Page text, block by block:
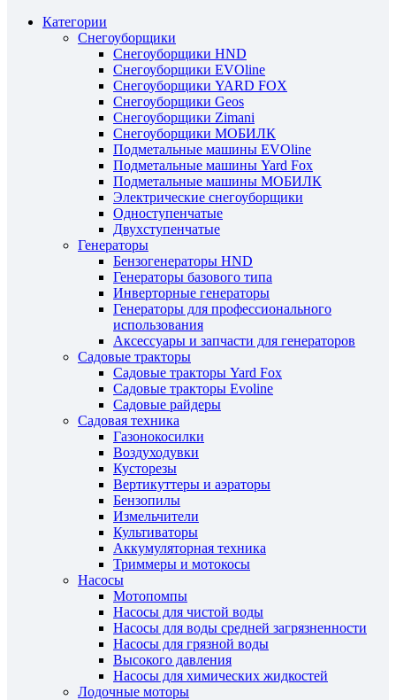
Категории
Снегоуборщики
Снегоуборщики HND
Снегоуборщики EVOline
Снегоуборщики YARD FOX
Снегоуборщики Geos
Снегоуборщики Zimani
Снегоуборщики МОБИЛК
Подметальные машины EVOline
Подметальные машины Yard Fox
Подметальные машины МОБИЛК
Электрические снегоуборщики
Одноступенчатые
Двухступенчатые
Генераторы
Бензогенераторы HND
Генераторы базового типа
Инверторные генераторы
Генераторы для профессионального
использования
Аксессуары и запчасти для генераторов
Садовые тракторы
Садовые тракторы Yard Fox
Садовые тракторы Evoline
Садовые райдеры
Садовая техника
Газонокосилки
Воздуходувки
Кусторезы
Вертикуттеры и аэраторы
Бензопилы
Измельчители
Культиваторы
Аккумуляторная техника
Триммеры и мотокосы
Насосы
Мотопомпы
Насосы для чистой воды
Насосы для воды средней загрязненности
Насосы для грязной воды
Высокого давления
Насосы для химических жидкостей
Лодочные моторы